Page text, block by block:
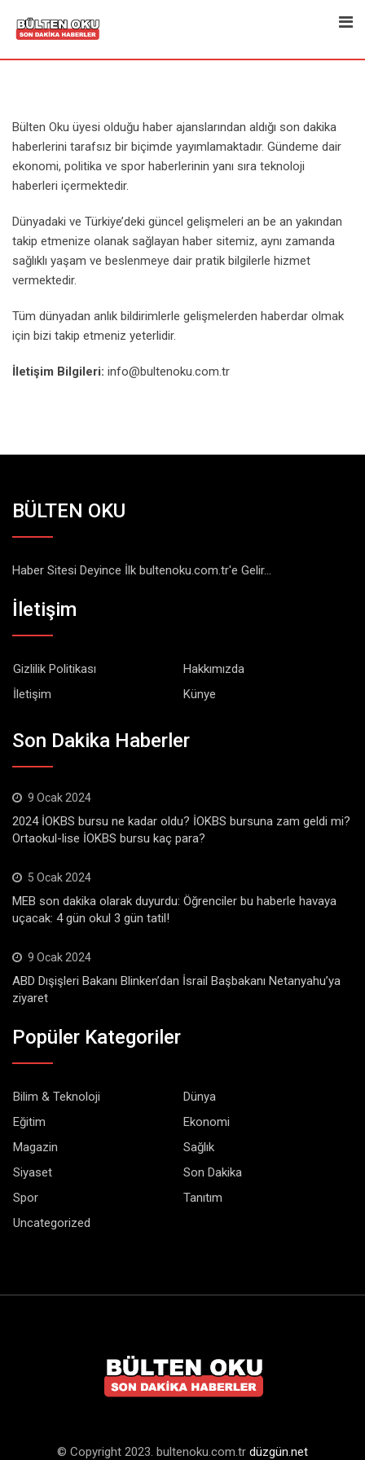
Bülten Oku üyesi olduğu haber ajanslarından aldığı son dakika
haberlerini tarafsız bir biçimde yayımlamaktadır. Gündeme dair
ekonomi, politika ve spor haberlerinin yanı sıra teknoloji
haberleri içermektedir.
Dünyadaki ve Türkiye’deki güncel gelişmeleri an be an yakından
takip etmenize olanak sağlayan haber sitemiz, aynı zamanda
sağlıklı yaşam ve beslenmeye dair pratik bilgilerle hizmet
vermektedir.
Tüm dünyadan anlık bildirimlerle gelişmelerden haberdar olmak
için bizi takip etmeniz yeterlidir.
İletişim Bilgileri: info@bultenoku.com.tr
BÜLTEN OKU
Haber Sitesi Deyince İlk bultenoku.com.tr'e Gelir...
İletişim
Gizlilik Politikası
Hakkımızda
İletişim
Künye
Son Dakika Haberler
9 Ocak 2024
2024 İOKBS bursu ne kadar oldu? İOKBS bursuna zam geldi mi?
Ortaokul-lise İOKBS bursu kaç para?
5 Ocak 2024
MEB son dakika olarak duyurdu: Öğrenciler bu haberle havaya
uçacak: 4 gün okul 3 gün tatil!
9 Ocak 2024
ABD Dışişleri Bakanı Blinken’dan İsrail Başbakanı Netanyahu’ya
ziyaret
Popüler Kategoriler
Bilim & Teknoloji
Dünya
Eğitim
Ekonomi
Magazin
Sağlık
Siyaset
Son Dakika
Spor
Tanıtım
Uncategorized
© Copyright 2023. bultenoku.com.tr düzgün.net